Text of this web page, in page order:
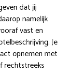
dat jij
namelijk
vast en
Je
opnemen met
rechtstreeks